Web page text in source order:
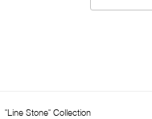
"Line Stone" Collection